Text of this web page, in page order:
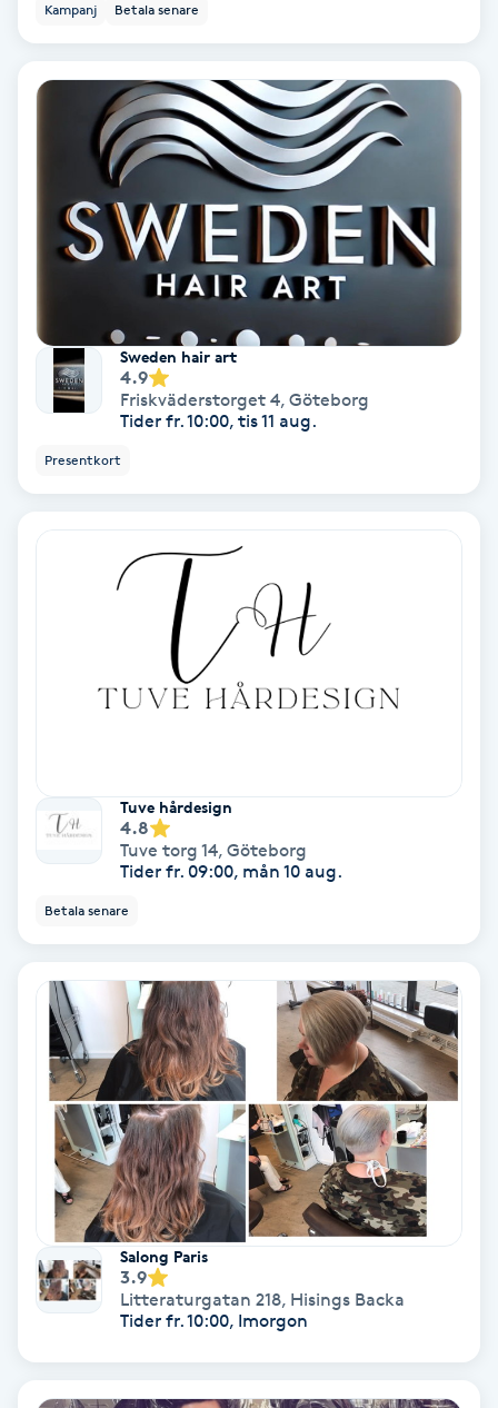
Hudföryngring
Huduppstramning
Hudvård
Hyperhidros
Hårborttagning
Hårbottenbehandling
Hälsprickor
IPL hårborttagning
IR-massage
Japansk massage
K18
Katun fransar
Kampanj Betala senare
Sweden hair art
4.9
Friskväderstorget 4, Göteborg
Tider fr. 10:00, tis 11 aug.
Presentkort
Tuve hårdesign
4.8
Tuve torg 14, Göteborg
Tider fr. 09:00, mån 10 aug.
Betala senare
Salong Paris
3.9
Litteraturgatan 218, Hisings Backa
Tider fr. 10:00, Imorgon